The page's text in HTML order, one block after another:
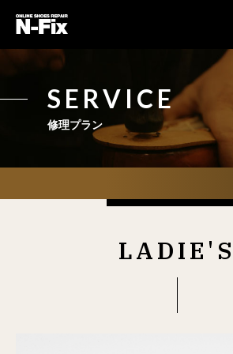
SERVICE
修理プラン
LADIE'S